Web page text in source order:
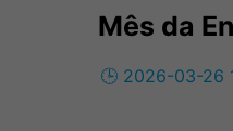
Mês da
🕒 2026-03-26